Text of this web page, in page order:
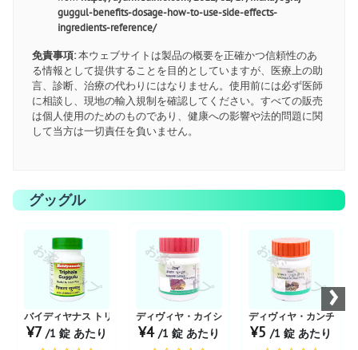
guggul-benefits-dosage-how-to-use-side-effects-
ingredients-reference/
免責事項:本ウェブサイトは製品の概要を正確かつ信頼性のあ
る情報として提供することを目的としていますが、医療上の助
言、診断、治療の代わりにはなりません。使用前には必ず医師
に相談し、現地の輸入規制を確認してください。すべての販売
は個人使用のためのものであり、健康への影響や法的問題に関
して当方は一切責任を負いません。
グッグル
お薬ショップ
バイディヤナス トリファラ ググル
¥7/1 錠 あたり
お薬ショップ
ディヴィヤ・カイショア・ググル
¥4 /1 錠 あたり
お薬ショップ
ディヴィヤ・カンチナー
¥5/1 錠 あたり
›